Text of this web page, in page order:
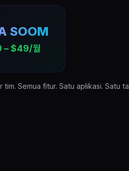
SOOM
– $49/월
Semua fitur. Satu aplikasi. Satu